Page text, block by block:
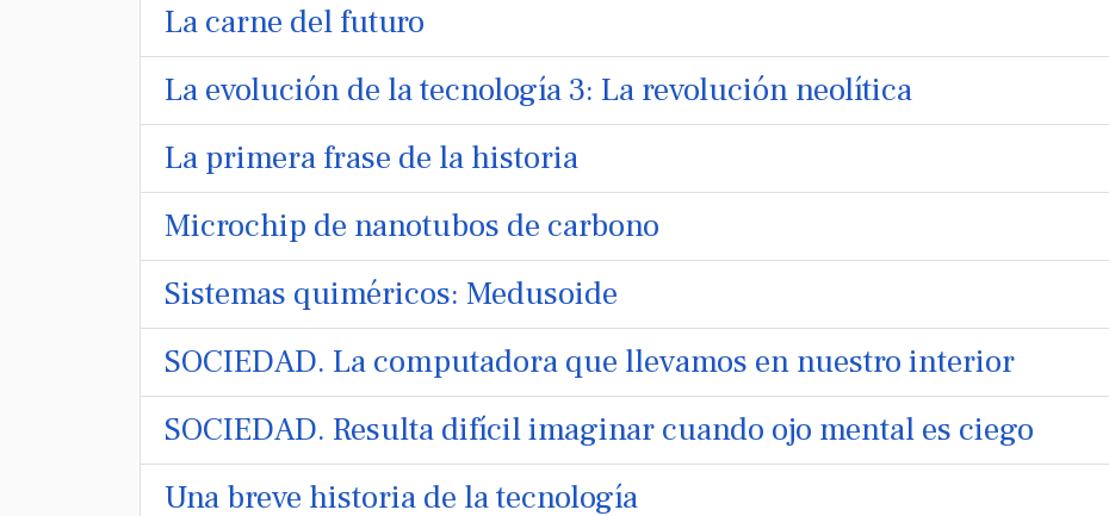
La carne del futuro
La evolución de la tecnología 3: La revolución neolítica
La primera frase de la historia
Microchip de nanotubos de carbono
Sistemas quiméricos: Medusoide
SOCIEDAD. La computadora que llevamos en nuestro interior
SOCIEDAD. Resulta difícil imaginar cuando ojo mental es ciego
Una breve historia de la tecnología